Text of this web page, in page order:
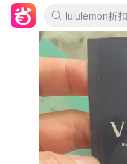
lululemon折
Sasa美妆护
SSENSE年中
FreshBeauty
Cettire降价+
WWS Coles
viagogo二手
Myer折扣汇总
The Outnet
David Jones
Flannels大牌
Perfumes
AMIRO面罩
Amazon折扣
eToro入金
Amazon数码
ICONIC本周
ThedoubleF
Moose
EUFY摄像头
Selenichast
Trip机票酒店
YSL送5件彩
Amazon家居
Amazon美妆
雅漾大喷$8
过敏原检测
科颜氏高保
SEALIFE海
丝塔芙大白
订阅
Cult Beauty
Harrods圣诞
LN-CC奢牌
d'Alba空姐喷
EVE LOM套
Bernardelli独
Adore
CT圣诞日历
Mytheresa奢
Luxury
Currentbody
MOON
Roborock扫
Tingo Life水
Valentino官
CR洗护套装
修丽可4件套
GANNI官网
Stylevana韩
Tessabit高奢
OGX洗发水
Amazon阿德
卡诗8.5折+赠
Philips Hue
La Mer送8件